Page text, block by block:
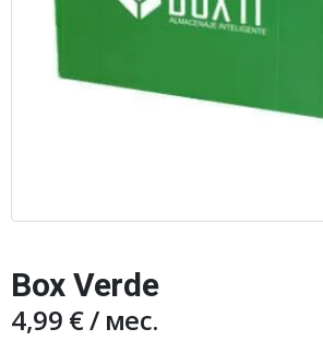
Box Verde
4,99 €/ мес.